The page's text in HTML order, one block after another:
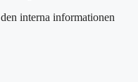
interna informationen